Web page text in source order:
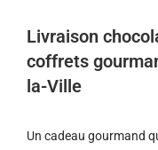
Livraison
coffrets
la-Ville
Un cadeau gourmand